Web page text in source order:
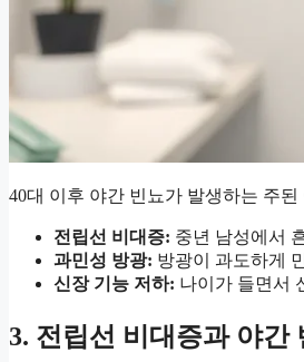
40대 이후 야간 빈뇨가 발생하는 주
전립선 비대증: 중년 남성에서
과민성 방광: 방광이 과도하게
신장 기능 저하: 나이가 들면서
3. 전립선 비대증과 야간